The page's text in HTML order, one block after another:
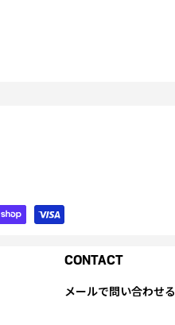
CONTACT
メールで問い合わせる